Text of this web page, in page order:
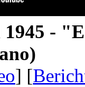
1945 -
] [